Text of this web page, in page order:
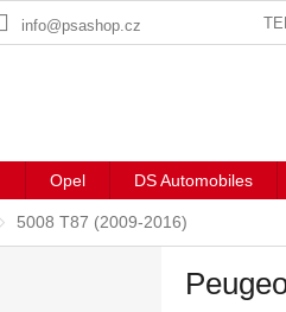
info@psashop.cz
Opel DS Automobiles
5008 T87 (2009-2016)